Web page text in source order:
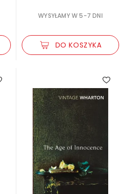
WYSYŁAMY W 5-7 DNI
DO KOSZYKA